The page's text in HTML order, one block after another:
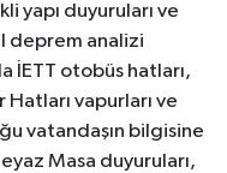
yapı duyuruları ve
deprem analizi
İETT otobüs hatları,
vapurları ve
vatandaşın bilgisine
Masa duyuruları,